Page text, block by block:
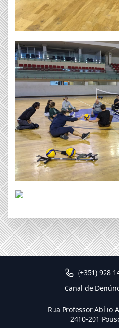
(+351) 928
Canal de
Rua Professor Abílio
2410-201